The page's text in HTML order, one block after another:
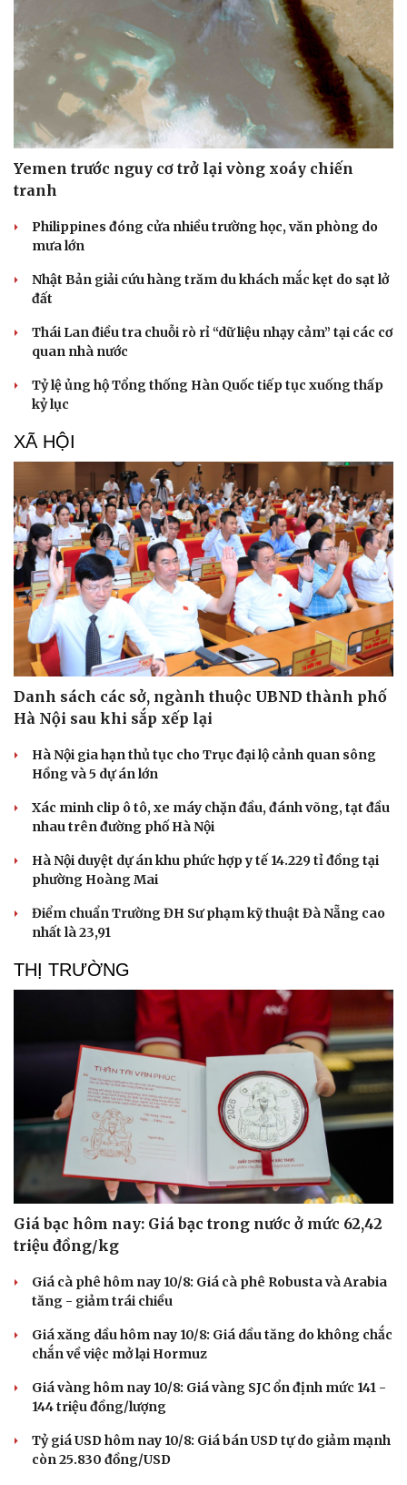
Sức khỏe
Dinh dưỡng - món ngon
Cây thuốc
Sản phụ khoa
Nhi khoa
Nam khoa
Làm đẹp - giảm cân
Phòng mạch online
Ăn sạch sống khỏe
Đời sống
Nhà đẹp
Blog
Tình yêu - Gia đình
Yemen trước nguy cơ trở lại vòng xoáy chiến
tranh
Philippines đóng cửa nhiều trường học, văn phòng do
mưa lớn
Nhật Bản giải cứu hàng trăm du khách mắc kẹt do sạt lở
đất
Thái Lan điều tra chuỗi rò rỉ “dữ liệu nhạy cảm” tại các cơ
quan nhà nước
Tỷ lệ ủng hộ Tổng thống Hàn Quốc tiếp tục xuống thấp
kỷ lục
XÃ HỘI
Danh sách các sở, ngành thuộc UBND thành phố
Hà Nội sau khi sắp xếp lại
Hà Nội gia hạn thủ tục cho Trục đại lộ cảnh quan sông
Hồng và 5 dự án lớn
Xác minh clip ô tô, xe máy chặn đầu, đánh võng, tạt đầu
nhau trên đường phố Hà Nội
Hà Nội duyệt dự án khu phức hợp y tế 14.229 tỉ đồng tại
phường Hoàng Mai
Điểm chuẩn Trường ĐH Sư phạm kỹ thuật Đà Nẵng cao
nhất là 23,91
THỊ TRƯỜNG
Giá bạc hôm nay: Giá bạc trong nước ở mức 62,42
triệu đồng/kg
Giá cà phê hôm nay 10/8: Giá cà phê Robusta và Arabia
tăng - giảm trái chiều
Giá xăng dầu hôm nay 10/8: Giá dầu tăng do không chắc
chắn về việc mở lại Hormuz
Giá vàng hôm nay 10/8: Giá vàng SJC ổn định mức 141 -
144 triệu đồng/lượng
Tỷ giá USD hôm nay 10/8: Giá bán USD tự do giảm mạnh
còn 25.830 đồng/USD